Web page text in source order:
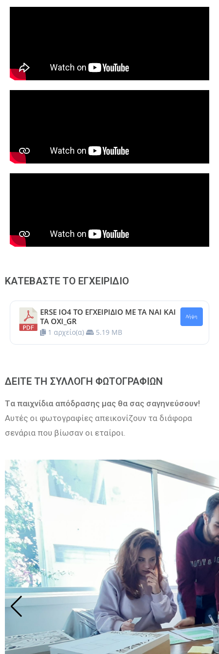
ΚΑΤΕΒΑΣΤΕ ΤΟ ΕΓΧΕΙΡΙΔΙΟ
ERSE IO4 ΤΟ ΕΓΧΕΙΡΙΔΙΟ ΜΕ ΤΑ ΝΑΙ ΚΑΙ
ΤΑ ΟΧΙ_GR
1 αρχείο(α) 5.19 MB
Λήψη
ΔΕΙΤΕ ΤΗ ΣΥΛΛΟΓΗ ΦΩΤΟΓΡΑΦΙΩΝ
Tα παιχνίδια απόδρασης μας θα σας σαγηνεύσουν!
Αυτές οι φωτογραφίες απεικονίζουν τα διάφορα
σενάρια που βίωσαν οι εταίροι.